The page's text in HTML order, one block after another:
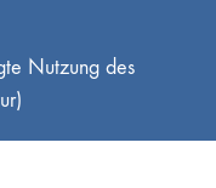
Nutzung des